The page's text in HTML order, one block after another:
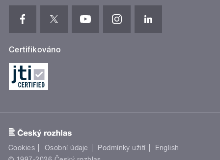
Certifikováno
Cookies Osobní údaje Podmínky užití
English